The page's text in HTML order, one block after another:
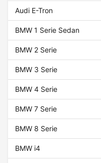
Audi E-Tron
BMW 1 Serie Sedan
BMW 2 Serie
BMW 3 Serie
BMW 4 Serie
BMW 7 Serie
BMW 8 Serie
BMW i4